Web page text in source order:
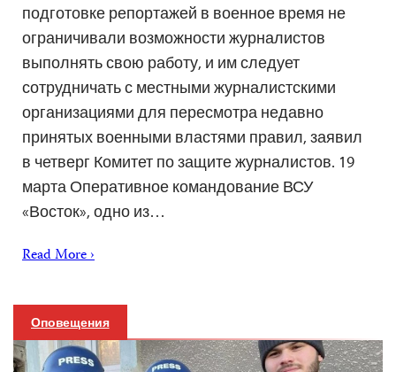
подготовке репортажей в военное время не
ограничивали возможности журналистов
выполнять свою работу, и им следует
сотрудничать с местными журналистскими
организациями для пересмотра недавно
принятых военными властями правил, заявил
в четверг Комитет по защите журналистов. 19
марта Оперативное командование ВСУ
«Восток», одно из…
Read More ›
Оповещения